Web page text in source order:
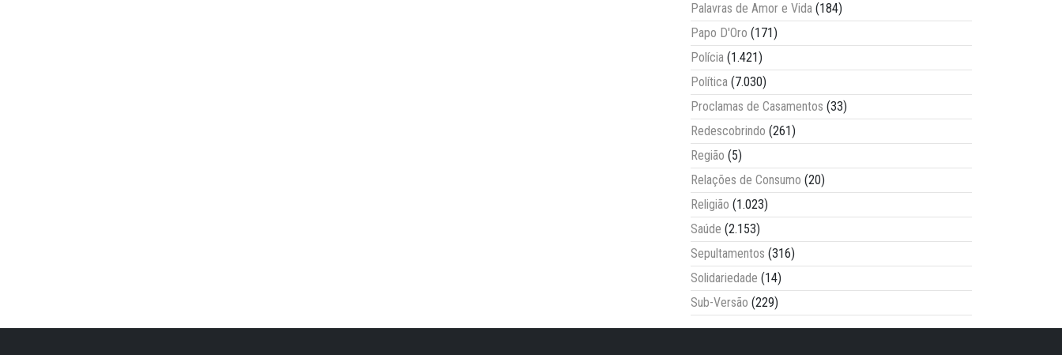
Palavras de Amor e Vida (184)
Papo D'Oro (171)
Polícia (1.421)
Política (7.030)
Proclamas de Casamentos (33)
Redescobrindo (261)
Região (5)
Relações de Consumo (20)
Religião (1.023)
Saúde (2.153)
Sepultamentos (316)
Solidariedade (14)
Sub-Versão (229)